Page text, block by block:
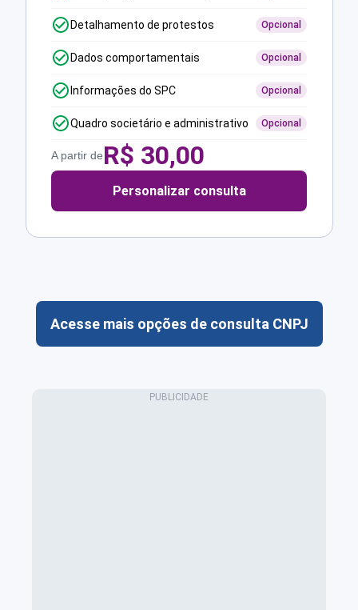
Detalhamento de protestos Opcional
Dados comportamentais Opcional
Informações do SPC Opcional
Quadro societário e administrativo Opcional
A partir deR$ 30,00
Personalizar consulta
Acesse mais opções de consulta CNPJ